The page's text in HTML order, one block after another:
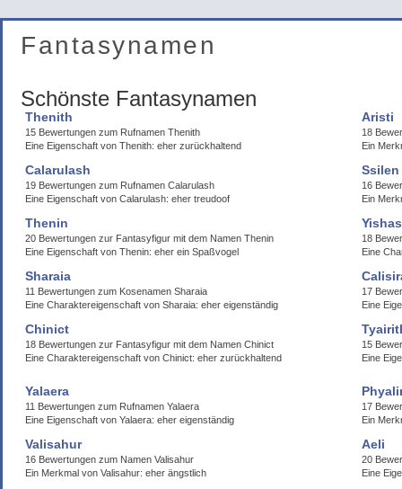
Fantasynamen
Schönste Fantasynamen
Thenith
15 Bewertungen zum Rufnamen Thenith
Eine Eigenschaft von Thenith: eher zurückhaltend
Aristi
18
Ein
Calarulash
19 Bewertungen zum Rufnamen Calarulash
Eine Eigenschaft von Calarulash: eher treudoof
Ssilen
16
Ein
Thenin
20 Bewertungen zur Fantasyfigur mit dem Namen Thenin
Eine Eigenschaft von Thenin: eher ein Spaßvogel
18
Eine
Sharaia
11 Bewertungen zum Kosenamen Sharaia
Eine Charaktereigenschaft von Sharaia: eher eigenständig
17
Eine
Chinict
18 Bewertungen zur Fantasyfigur mit dem Namen Chinict
Eine Charaktereigenschaft von Chinict: eher zurückhaltend
15
Eine
Yalaera
11 Bewertungen zum Rufnamen Yalaera
Eine Eigenschaft von Yalaera: eher eigenständig
17
Ein
Valisahur
16 Bewertungen zum Namen Valisahur
Ein Merkmal von Valisahur: eher ängstlich
Aeli
20
Eine